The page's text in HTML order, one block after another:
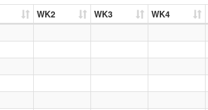
WK2 WK3 WK4